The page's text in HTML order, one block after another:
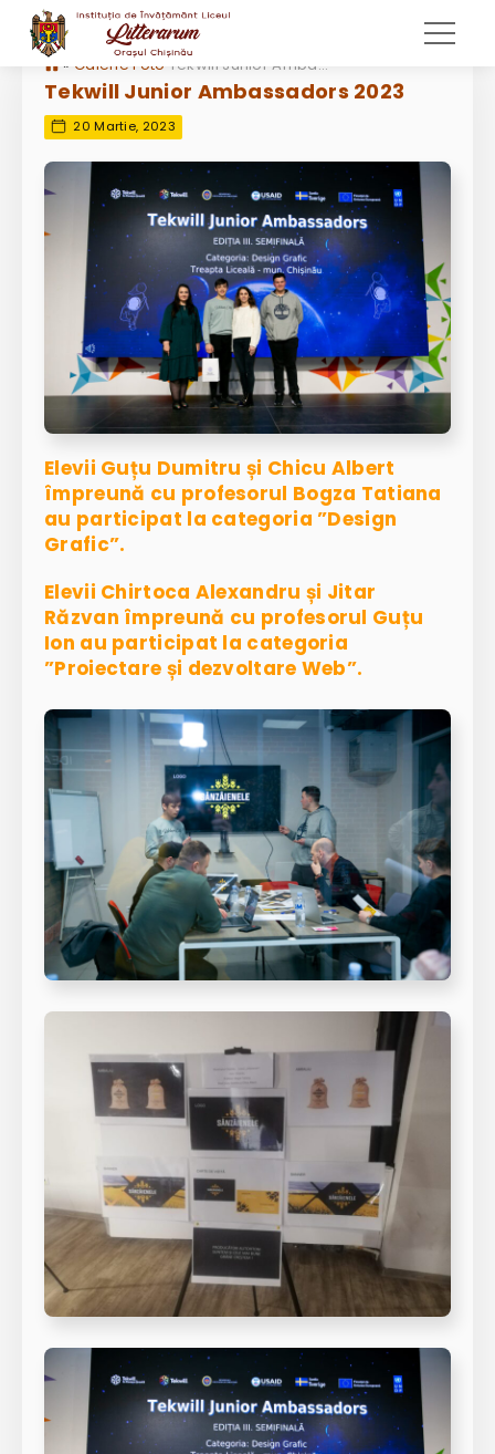
» Galerie Foto Tekwill Junior Ambassadors 2023
Tekwill Junior Ambassadors 2023
20 Martie, 2023
Elevii Guțu Dumitru și Chicu Albert
împreună cu profesorul Bogza Tatiana
au participat la categoria ”Design
Grafic”.
Elevii Chirtoca Alexandru și Jitar
Răzvan împreună cu profesorul Guțu
Ion au participat la categoria
”Proiectare și dezvoltare Web”.